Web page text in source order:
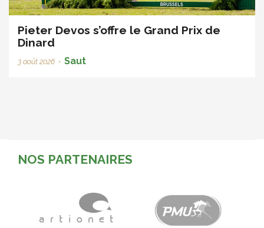
Pieter Devos s’offre le Grand Prix de
Dinard
3 août 2026 • Saut
NOS PARTENAIRES